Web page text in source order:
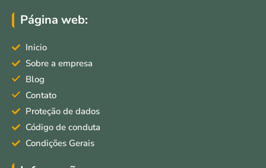
e
b
k
a
a
Página web:
Inicio
Sobre a empresa
Blog
Contato
Proteção de dados
Código de conduta
Condições Gerais